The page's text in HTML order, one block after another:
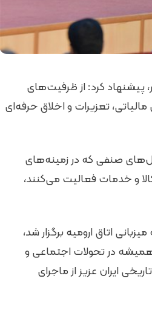
پیشنهاد کرد: از ظرفیت‌های
تعزیرات و اخلاق حرفه‌ای
صنفی که در زمینه‌های
و خدمات فعالیت می‌کنند،
اتاق ارومیه برگزار شد،
همیشه در تحولات اجتماعی و
ایران عزیز از ماجرای